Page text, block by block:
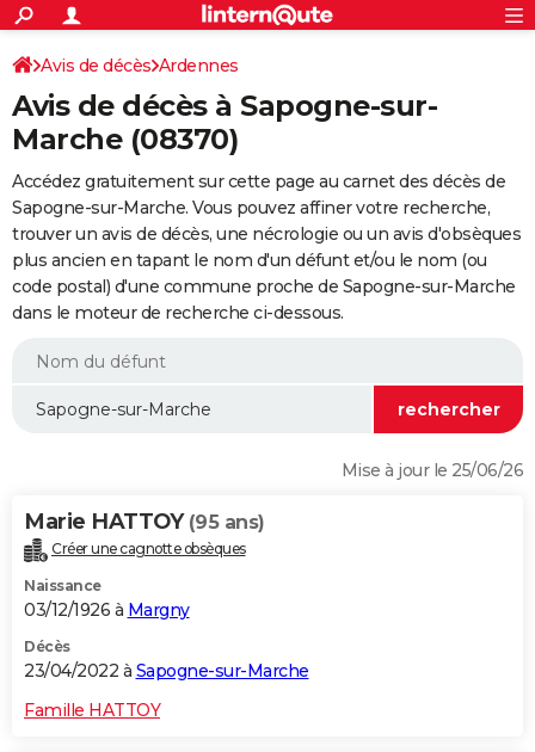
ACTUALITÉS
Politique
Société
Faits Divers
Education
Monde
Villes
+
SPORT
Coupe du monde 2026
Football
Tennis
Cyclisme
Rugby
Forum
CULTURE
FINANCE
Retraite
Impôts
Epargne
Immobilier
Risques naturels par ville
Banque
Assurance
Crédit
AUTO
Essais
Réserver un essai
Citadines
Berlines
SUV
Forum auto
+
HIGH-TECH
Mobiles
Meilleur smartphone
Internet
Ordinateurs
Jeux vidéo
Guide high-tech
+
BRICOLAGE
Forum
Aménagement intérieur
Extérieur
Cuisine
Salle de bains
Jardinage
Rangement
WEEK-END
Guides de France
Escapades
Patrimoine
Expositions
Musées
Week-end nature
LIFESTYLE
Alimentation
Guide de la santé
Maladies
Médicaments
Sommeil
VOYAGE
Destinations
City break
Voyage nature
Voyage de noces
Forum
Climat
+PHOTO
GUIDES D'ACHAT
BONS PLANS
CARTE DE VOEUX
Avis de décès Ardennes
Avis de décès à Sapogne-sur-
Marche (08370)
Accédez gratuitement sur cette page au carnet des décès de
Sapogne-sur-Marche. Vous pouvez affiner votre recherche,
trouver un avis de décès, une nécrologie ou un avis d'obsèques
plus ancien en tapant le nom d'un défunt et/ou le nom (ou
code postal) d'une commune proche de Sapogne-sur-Marche
dans le moteur de recherche ci-dessous.
Mise à jour le 25/06/26
Marie HATTOY (95 ans)
Créer une cagnotte obsèques
Naissance
03/12/1926 à Margny
Décès
23/04/2022 à Sapogne-sur-Marche
Famille HATTOY